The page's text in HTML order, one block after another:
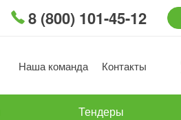
8 (800) 101-45-12
Наша команда Контакты
Тендеры